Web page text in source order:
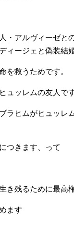
・アルヴィーゼと
ィージェと偽装結
を救うためです。
ュッレムの友人で
ラヒムがヒュッレ
つきます、って
き残るために最高
ます